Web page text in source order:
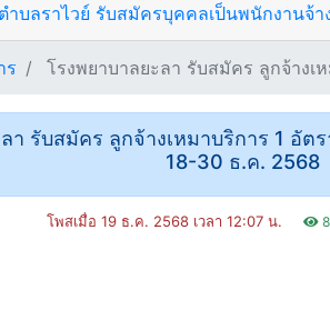
าบลราไวย์ รับสมัครบุคคลเป็นพนักงานจ้
ร โรงพยาบาลยะลา รับสมัคร ลูกจ้างเ
า รับสมัคร ลูกจ้างเหมาบริการ 1 อัต
18-30 ธ.ค. 2568
โพสเมื่อ 19 ธ.ค. 2568 เวลา 12:07 น.